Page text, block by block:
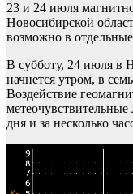
23 и 24 июля
Новосибирской
возможно в
В субботу, 24 июля в
начнется утром, в
Воздействие
дня и за несколько